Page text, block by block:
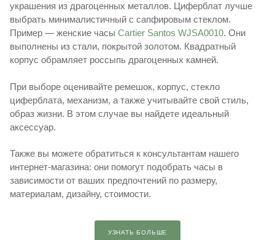
украшения из драгоценных металлов. Циферблат лучше
выбрать минималистичный с сапфировым стеклом.
Пример — женские часы Cartier Santos WJSA0010. Они
выполнены из стали, покрытой золотом. Квадратный
корпус обрамляет россыпь драгоценных камней.
При выборе оценивайте ремешок, корпус, стекло
циферблата, механизм, а также учитывайте свой стиль,
образ жизни. В этом случае вы найдете идеальный
аксессуар.
Также вы можете обратиться к консультантам нашего
интернет-магазина: они помогут подобрать часы в
зависимости от ваших предпочтений по размеру,
материалам, дизайну, стоимости.
УЗНАТЬ БОЛЬШЕ